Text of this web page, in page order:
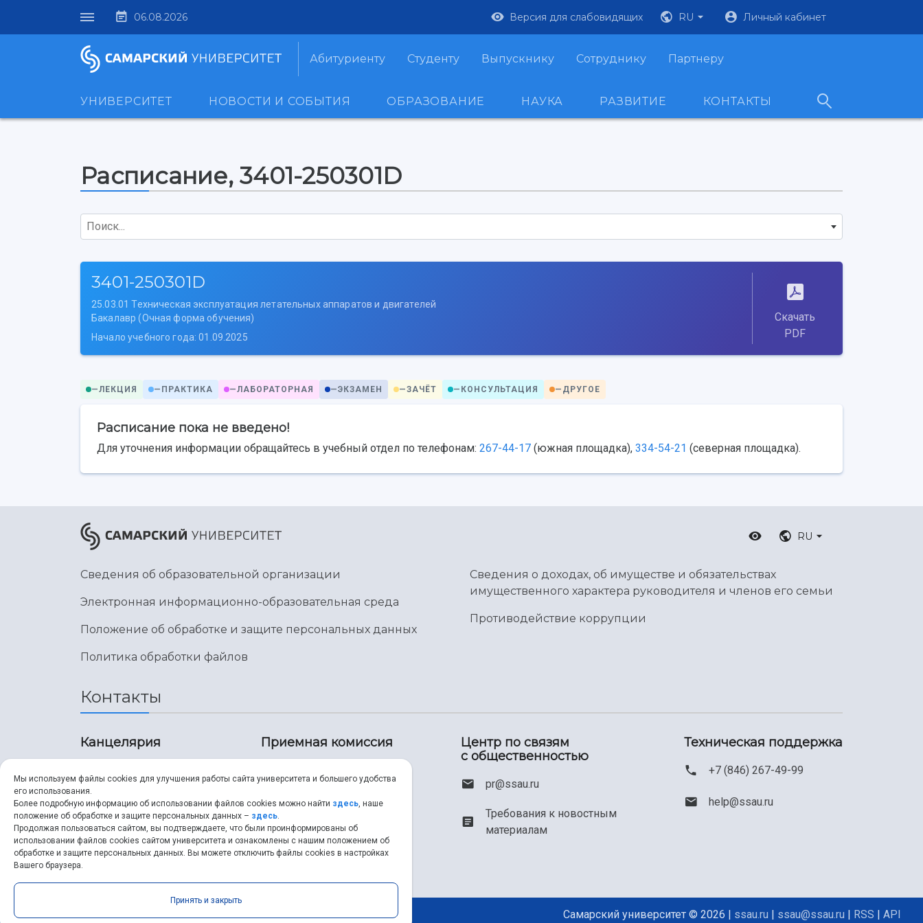
06.08.2026 Версия для слабовидящих RU Личный кабинет
Абитуриенту Студенту Выпускнику Сотруднику Партнеру
УНИВЕРСИТЕТ НОВОСТИ И СОБЫТИЯ ОБРАЗОВАНИЕ НАУКА РАЗВИТИЕ КОНТАКТЫ
Расписание, 3401-250301D
Поиск...
3401-250301D
25.03.01 Техническая эксплуатация летательных аппаратов и двигателей
Бакалавр (Очная форма обучения)
Начало учебного года: 01.09.2025
Скачать
PDF
—ЛЕКЦИЯ — ПРАКТИКА —ЛАБОРАТОРНАЯ —ЭКЗАМЕН —ЗАЧЁТ — КОНСУЛЬТАЦИЯ — ДРУГОЕ
Расписание пока не введено!
Для уточнения информации обращайтесь в учебный отдел по телефонам: 267-44-17 (южная площадка), 334-54-21 (северная площадка).
RU
Сведения об образовательной организации
Электронная информационно-образовательная среда
Положение об обработке и защите персональных данных
Политика обработки файлов
Сведения о доходах, об имуществе и обязательствах
имущественного характера руководителя и членов его семьи
Противодействие коррупции
Контакты
Канцелярия
8 (846) 267-43-70
ssau@ssau.ru
Приемная комиссия
8 (846) 267-48-67
priem@ssau.ru
Центр по связям
с общественностью
pr@ssau.ru
Требования к новостным
материалам
Техническая поддержка
+7 (846) 267-49-99
help@ssau.ru
Самарский университет © 2026 | ssau.ru | ssau@ssau.ru | RSS | API
Мы используем файлы cookies для улучшения работы сайта университета и большего удобства
его использования.
Более подробную информацию об использовании файлов cookies можно найти здесь, наше
положение об обработке и защите персональных данных – здесь.
Продолжая пользоваться сайтом, вы подтверждаете, что были проинформированы об
использовании файлов cookies сайтом университета и ознакомлены с нашим положением об
обработке и защите персональных данных. Вы можете отключить файлы cookies в настройках
Вашего браузера.
Принять и закрыть